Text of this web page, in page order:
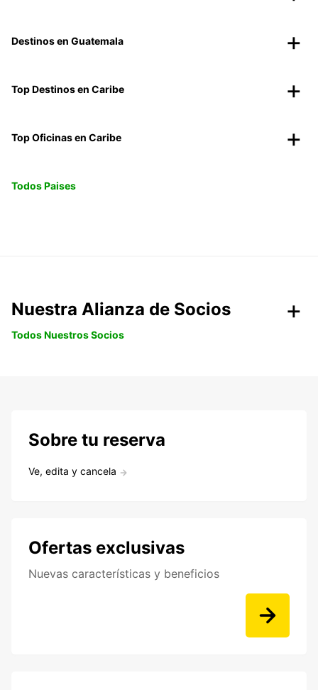
Destinos en Guatemala
Top Destinos en Caribe
Top Oficinas en Caribe
Todos Paises
Nuestra Alianza de Socios
Todos Nuestros Socios
Sobre tu reserva
Ve, edita y cancela
Ofertas exclusivas
Nuevas características y beneficios